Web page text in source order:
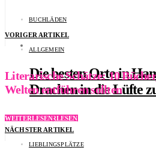
Die besten Orte in
Drachen in die Lüfte
WEITERLESEN
BUCHLÄDEN
VORIGER ARTIKEL
ALLGEMEIN
Literarische Schätze: 10
Welten entführen sollten
WEITERLESEN
NÄCHSTER ARTIKEL
LIEBLINGSPLÄTZE